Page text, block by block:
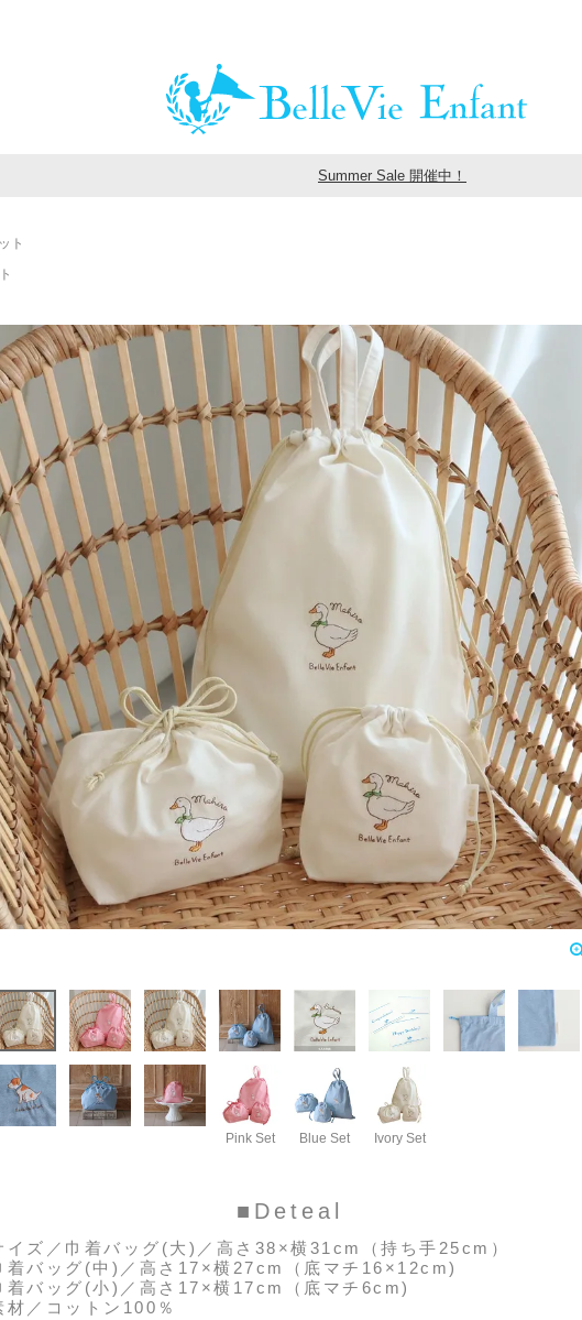
Summer Sale 開催中！
ト
Pink Set Blue Set Ivory Set
■Deteal
イズ ／巾着バッグ(大)／高さ38×横31cm（持ち手25cm）
着バッグ(中)／高さ17×横27cm（底マチ16×12cm)
着バッグ(小)／高さ17×横17cm（底マチ6cm)
材 ／コットン100％